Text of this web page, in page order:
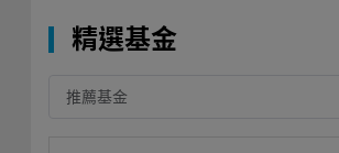
精選基金